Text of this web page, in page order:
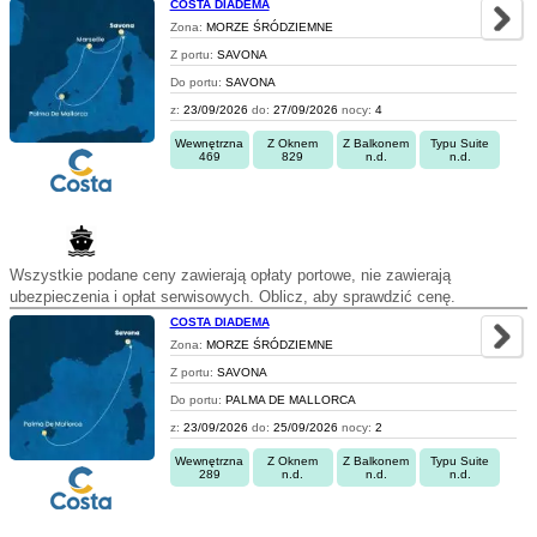
COSTA DIADEMA
Zona: MORZE ŚRÓDZIEMNE
Z portu: SAVONA
Do portu: SAVONA
z: 23/09/2026 do: 27/09/2026 nocy: 4
Wewnętrzna
469
Z Oknem
829
Z Balkonem
n.d.
Typu Suite
n.d.
Wszystkie podane ceny zawierają opłaty portowe, nie zawierają
ubezpieczenia i opłat serwisowych. Oblicz, aby sprawdzić cenę.
COSTA DIADEMA
Zona: MORZE ŚRÓDZIEMNE
Z portu: SAVONA
Do portu: PALMA DE MALLORCA
z: 23/09/2026 do: 25/09/2026 nocy: 2
Wewnętrzna
289
Z Oknem
n.d.
Z Balkonem
n.d.
Typu Suite
n.d.